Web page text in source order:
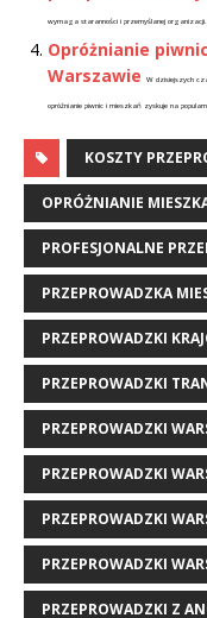
wymaga staranności i przemyślanej
Opróżnianie
Warszawie
W dzisiejszych
opróżnianie piwnic i mieszkań zyskuje na
KOSZTY
OPRÓŻNIANIE
PROFESJONALNE
PRZEPROWADZKA
PRZEPROWADZKI
PRZEPROWADZKI
PRZEPROWADZKI
PRZEPROWADZKI
PRZEPROWADZKI
PRZEPROWADZKI
PRZEPROWADZKI Z